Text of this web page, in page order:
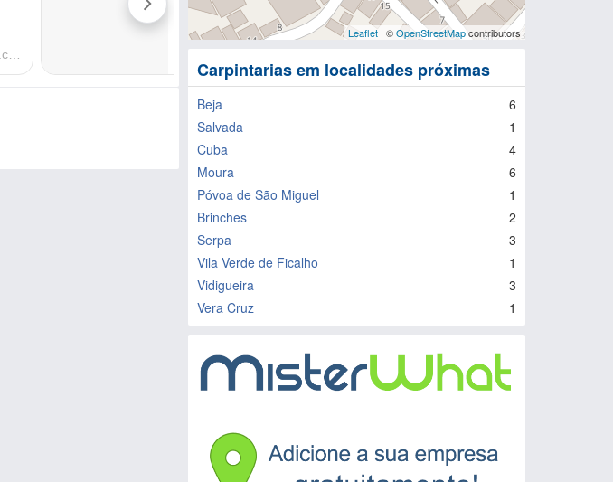
Leaflet| ©OpenStreetMapcontributors
Carpintarias em localidades próximas
Beja
6
Salvada
1
Cuba
4
Moura
6
Póvoa de São Miguel
1
Brinches
2
Serpa
3
Vila Verde de Ficalho
1
Vidigueira
3
Vera Cruz
1